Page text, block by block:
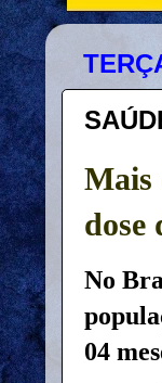
Mais
dose
No
04